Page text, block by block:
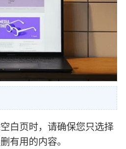
白页时，请确保您只选择
有用的内容。